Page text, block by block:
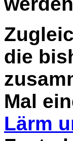
die
Mal
Lärm